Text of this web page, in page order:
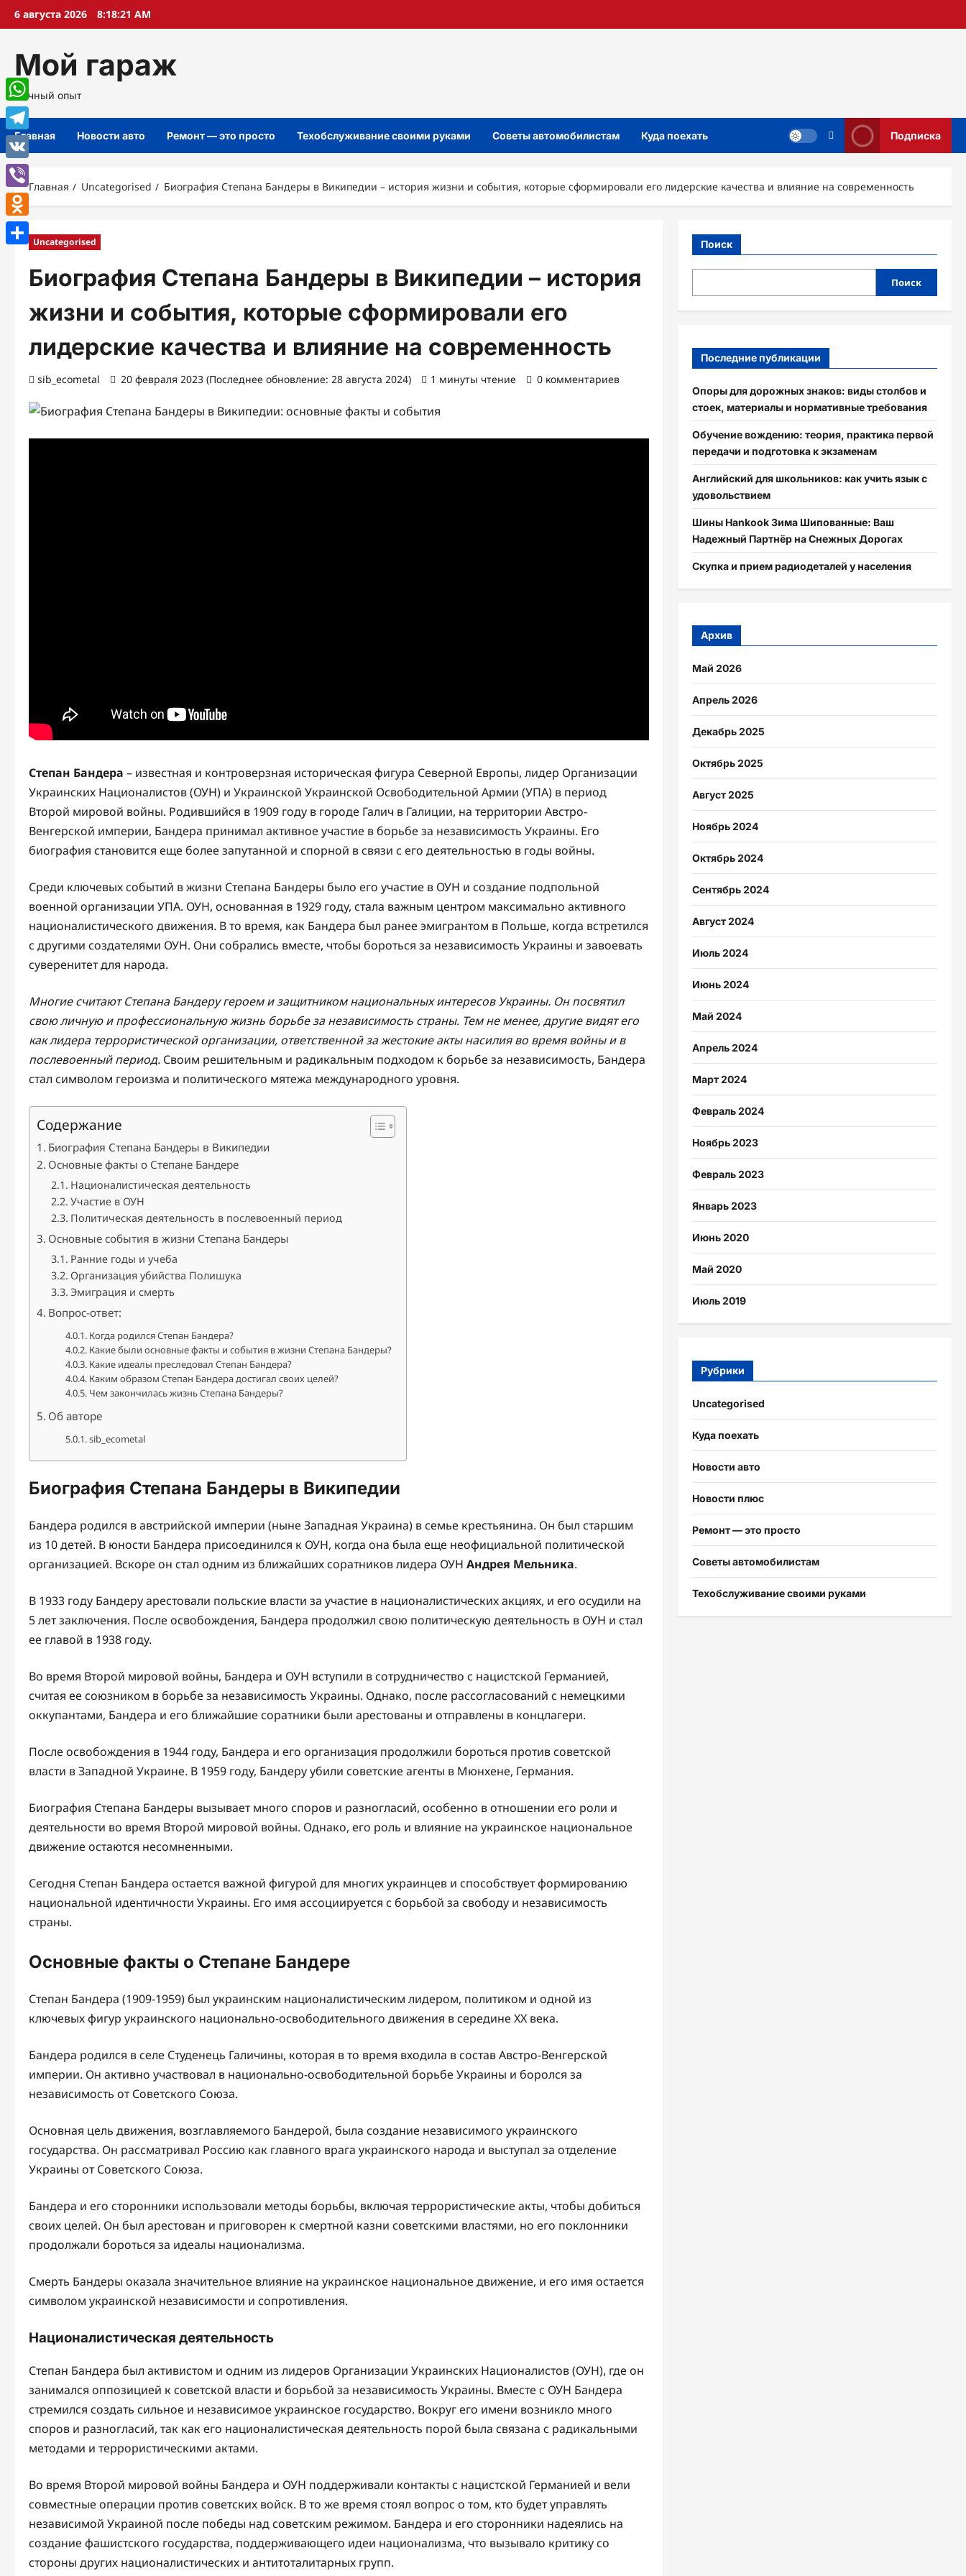
Перейти
6 августа 2026 8:18:22 AM
Мой гараж
Личный опыт
Главная Новости авто Ремонт — это просто Техобслуживание своими руками Советы автомобилистам Куда поехать Подписка
Главная Uncategorised Биография Степана Бандеры в Википедии – история жизни и события, которые сформировали его лидерские качества и влияние на современность
Uncategorised
Биография Степана Бандеры в Википедии – история
жизни и события, которые сформировали его
лидерские качества и влияние на современность
sib_ecometal 20 февраля 2023 (Последнее обновление: 28 августа 2024) 1 минуты чтение 0 комментариев
Степан Бандера – известная и контроверзная историческая фигура Северной Европы, лидер Организации
Украинских Националистов (ОУН) и Украинской Украинской Освободительной Армии (УПА) в период
Второй мировой войны. Родившийся в 1909 году в городе Галич в Галиции, на территории Австро-
Венгерской империи, Бандера принимал активное участие в борьбе за независимость Украины. Его
биография становится еще более запутанной и спорной в связи с его деятельностью в годы войны.
Среди ключевых событий в жизни Степана Бандеры было его участие в ОУН и создание подпольной
военной организации УПА. ОУН, основанная в 1929 году, стала важным центром максимально активного
националистического движения. В то время, как Бандера был ранее эмигрантом в Польше, когда встретился
с другими создателями ОУН. Они собрались вместе, чтобы бороться за независимость Украины и завоевать
суверенитет для народа.
Многие считают Степана Бандеру героем и защитником национальных интересов Украины. Он посвятил
свою личную и профессиональную жизнь борьбе за независимость страны. Тем не менее, другие видят его
как лидера террористической организации, ответственной за жестокие акты насилия во время войны и в
послевоенный период. Своим решительным и радикальным подходом к борьбе за независимость, Бандера
стал символом героизма и политического мятежа международного уровня.
Содержание
Биография Степана Бандеры в Википедии
Основные факты о Степане Бандере
Националистическая деятельность
Участие в ОУН
Политическая деятельность в послевоенный период
Основные события в жизни Степана Бандеры
Ранние годы и учеба
Организация убийства Полишука
Эмиграция и смерть
Вопрос-ответ:
Когда родился Степан Бандера?
Какие были основные факты и события в жизни Степана Бандеры?
Какие идеалы преследовал Степан Бандера?
Каким образом Степан Бандера достигал своих целей?
Чем закончилась жизнь Степана Бандеры?
Об авторе
sib_ecometal
Биография Степана Бандеры в Википедии
Бандера родился в австрийской империи (ныне Западная Украина) в семье крестьянина. Он был старшим
из 10 детей. В юности Бандера присоединился к ОУН, когда она была еще неофициальной политической
организацией. Вскоре он стал одним из ближайших соратников лидера ОУН Андрея Мельника.
В 1933 году Бандеру арестовали польские власти за участие в националистических акциях, и его осудили на
5 лет заключения. После освобождения, Бандера продолжил свою политическую деятельность в ОУН и стал
ее главой в 1938 году.
Во время Второй мировой войны, Бандера и ОУН вступили в сотрудничество с нацистской Германией,
считая ее союзником в борьбе за независимость Украины. Однако, после рассогласований с немецкими
оккупантами, Бандера и его ближайшие соратники были арестованы и отправлены в концлагери.
После освобождения в 1944 году, Бандера и его организация продолжили бороться против советской
власти в Западной Украине. В 1959 году, Бандеру убили советские агенты в Мюнхене, Германия.
Биография Степана Бандеры вызывает много споров и разногласий, особенно в отношении его роли и
деятельности во время Второй мировой войны. Однако, его роль и влияние на украинское национальное
движение остаются несомненными.
Сегодня Степан Бандера остается важной фигурой для многих украинцев и способствует формированию
национальной идентичности Украины. Его имя ассоциируется с борьбой за свободу и независимость
страны.
Основные факты о Степане Бандере
Степан Бандера (1909-1959) был украинским националистическим лидером, политиком и одной из
ключевых фигур украинского национально-освободительного движения в середине XX века.
Бандера родился в селе Студенець Галичины, которая в то время входила в состав Австро-Венгерской
империи. Он активно участвовал в национально-освободительной борьбе Украины и боролся за
независимость от Советского Союза.
Основная цель движения, возглавляемого Бандерой, была создание независимого украинского
государства. Он рассматривал Россию как главного врага украинского народа и выступал за отделение
Украины от Советского Союза.
Бандера и его сторонники использовали методы борьбы, включая террористические акты, чтобы добиться
своих целей. Он был арестован и приговорен к смертной казни советскими властями, но его поклонники
продолжали бороться за идеалы национализма.
Смерть Бандеры оказала значительное влияние на украинское национальное движение, и его имя остается
символом украинской независимости и сопротивления.
Националистическая деятельность
Степан Бандера был активистом и одним из лидеров Организации Украинских Националистов (ОУН), где он
занимался оппозицией к советской власти и борьбой за независимость Украины. Вместе с ОУН Бандера
стремился создать сильное и независимое украинское государство. Вокруг его имени возникло много
споров и разногласий, так как его националистическая деятельность порой была связана с радикальными
методами и террористическими актами.
Во время Второй мировой войны Бандера и ОУН поддерживали контакты с нацистской Германией и вели
совместные операции против советских войск. В то же время стоял вопрос о том, кто будет управлять
независимой Украиной после победы над советским режимом. Бандера и его сторонники надеялись на
создание фашистского государства, поддерживающего идеи национализма, что вызывало критику со
стороны других националистических и антитоталитарных групп.
Поиск
Поиск
Последние публикации
Опоры для дорожных знаков: виды столбов и
стоек, материалы и нормативные требования
Обучение вождению: теория, практика первой
передачи и подготовка к экзаменам
Английский для школьников: как учить язык с
удовольствием
Шины Hankook Зима Шипованные: Ваш
Надежный Партнёр на Снежных Дорогах
Скупка и прием радиодеталей у населения
Архив
Май 2026
Апрель 2026
Декабрь 2025
Октябрь 2025
Август 2025
Ноябрь 2024
Октябрь 2024
Сентябрь 2024
Август 2024
Июль 2024
Июнь 2024
Май 2024
Апрель 2024
Март 2024
Февраль 2024
Ноябрь 2023
Февраль 2023
Январь 2023
Июнь 2020
Май 2020
Июль 2019
Рубрики
Uncategorised
Куда поехать
Новости авто
Новости плюс
Ремонт — это просто
Советы автомобилистам
Техобслуживание своими руками
WhatsApp
Telegram
VK
Viber
Odnoklassniki